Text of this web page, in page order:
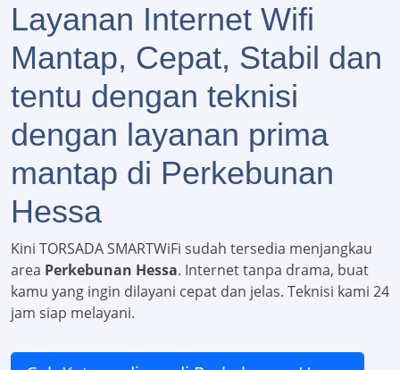
Layanan Internet Wifi
Mantap, Cepat, Stabil dan
tentu dengan teknisi
dengan layanan prima
mantap di Perkebunan
Hessa
Kini TORSADA SMARTWiFi sudah tersedia menjangkau
area Perkebunan Hessa. Internet tanpa drama, buat
kamu yang ingin dilayani cepat dan jelas. Teknisi kami 24
jam siap melayani.